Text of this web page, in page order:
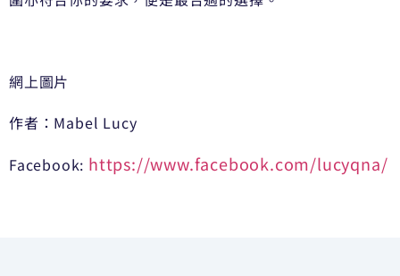
網上圖片
作者：Mabel Lucy
Facebook: https://www.facebook.com/lucyqna/